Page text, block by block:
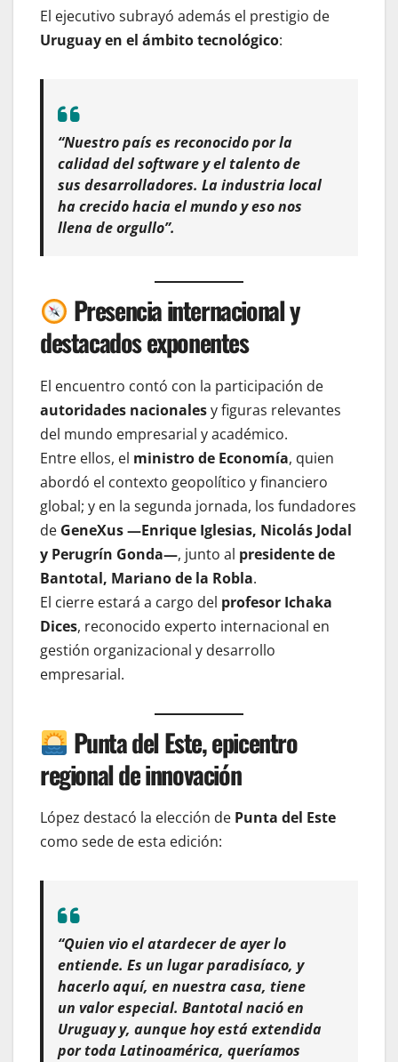
El ejecutivo subrayó además el prestigio de
Uruguay en el ámbito tecnológico:
“Nuestro país es reconocido por la
calidad del software y el talento de
sus desarrolladores. La industria local
ha crecido hacia el mundo y eso nos
llena de orgullo”.
Presencia internacional y
destacados exponentes
El encuentro contó con la participación de
autoridades nacionalesy figuras relevantes
del mundo empresarial y académico.
Entre ellos, el ministro de Economía, quien
abordó el contexto geopolítico y financiero
global; y en la segunda jornada, los fundadores
de GeneXus —Enrique Iglesias, Nicolás Jodal
y Perugrín Gonda—, junto al presidente de
Bantotal, Mariano de la Robla.
El cierre estará a cargo del profesor Ichaka
Dices, reconocido experto internacional en
gestión organizacional y desarrollo
empresarial.
Punta del Este, epicentro
regional de innovación
López destacó la elección de Punta del Este
como sede de esta edición:
“Quien vio el atardecer de ayer lo
entiende. Es un lugar paradisíaco, y
hacerlo aquí, en nuestra casa, tiene
un valor especial. Bantotal nació en
Uruguay y, aunque hoy está extendida
por toda Latinoamérica, queríamos